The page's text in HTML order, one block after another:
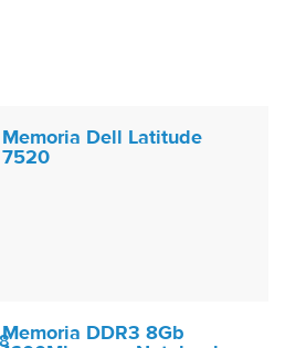
Memoria Dell Latitude
7520
Memoria DDR3 8Gb